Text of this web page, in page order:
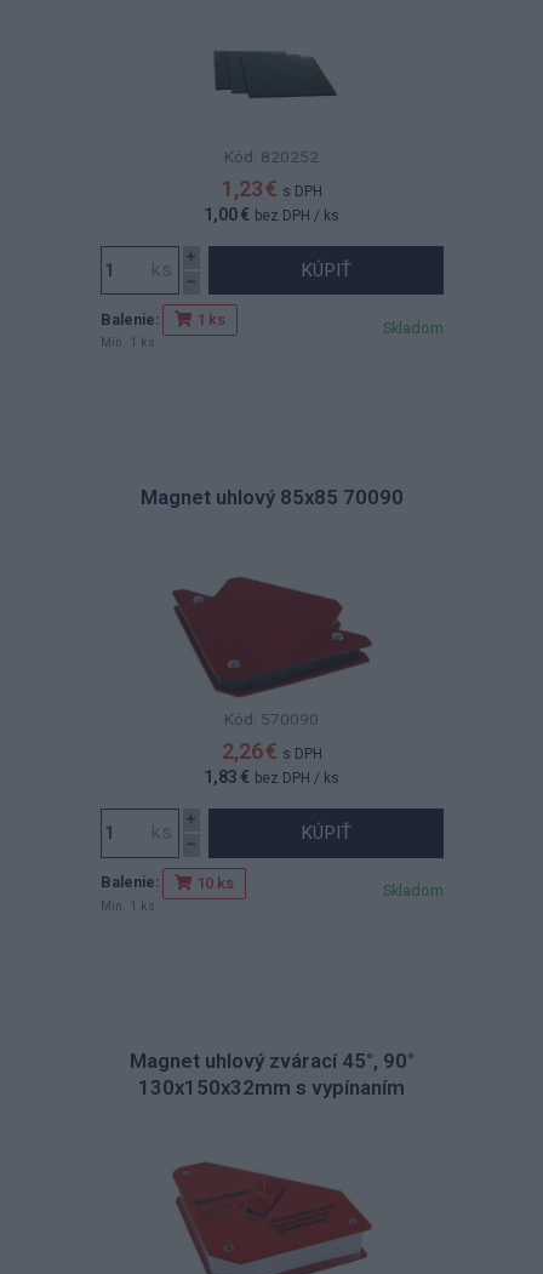
Kód: 820252
1,23 € s DPH
1,00 € bez DPH / ks
KÚPIŤ
Balenie: 1 ks
Min. 1 ks
Skladom
Magnet uhlový 85x85 70090
Kód: 570090
2,26 € s DPH
1,83 € bez DPH / ks
KÚPIŤ
Balenie: 10 ks
Min. 1 ks
Skladom
Magnet uhlový zvárací 45°, 90°
130x150x32mm s vypínaním